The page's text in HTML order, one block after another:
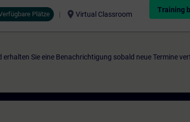
Plätze location_on Virtual Classroom
Training
Sie eine Benachrichtigung sobald neue Termine